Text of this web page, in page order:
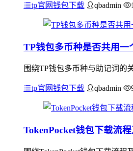
tp官网钱包下载 qbadmin
TP钱包多币种是否共用
围绕TP钱包多币种与助记词的
tp官网钱包下载 qbadmin
TokenPocket钱包下载流